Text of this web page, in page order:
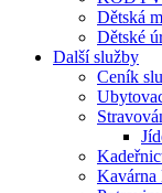
Dětská
Dětské
Další služby
Ceník
Kavárna